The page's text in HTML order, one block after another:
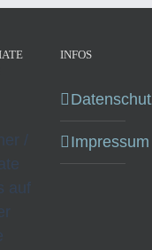
/
auf
INFOS
Impressum